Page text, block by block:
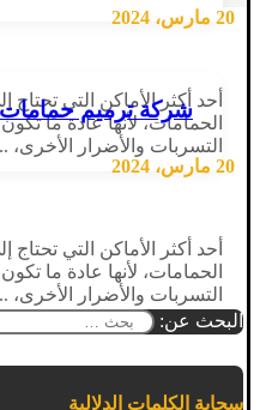
20 مارس، 2024
أحد أكثر الأماكن التي
الحمامات، لأنها عادة ما
التسربات والأضرار الأخرى،
شركة ترميم حمامات
20 مارس، 2024
أحد أكثر الأماكن التي
الحمامات، لأنها عادة ما
التسربات والأضرار الأخرى،
البحث عن:
سحابة الكلمات الدلالية